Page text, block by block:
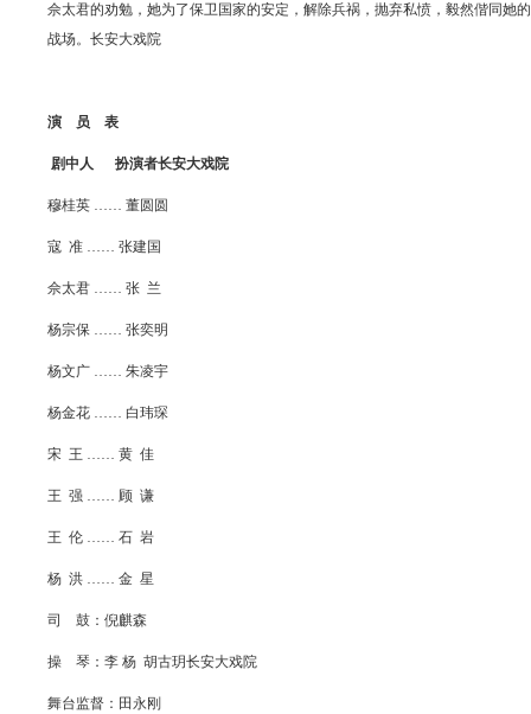
佘太君的劝勉，她为了保卫国家的安定，解除兵祸，抛弃私愤，毅然偕同她
战场。长安大戏院
演 员 表
剧中人 扮演者长安大戏院
穆桂英 …… 董圆圆
寇 准 …… 张建国
佘太君 …… 张 兰
杨宗保 …… 张奕明
杨文广 …… 朱凌宇
杨金花 …… 白玮琛
宋 王 …… 黄 佳
王 强 …… 顾 谦
王 伦 …… 石 岩
杨 洪 …… 金 星
司 鼓：倪麒森
操 琴：李 杨 胡古玥长安大戏院
舞台监督：田永刚